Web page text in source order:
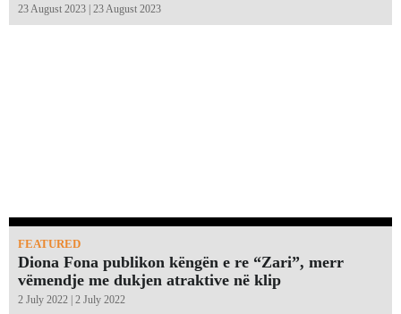
23 August 2023 | 23 August 2023
FEATURED
Diona Fona publikon këngën e re “Zari”, merr
vëmendje me dukjen atraktive në klip
2 July 2022 | 2 July 2022